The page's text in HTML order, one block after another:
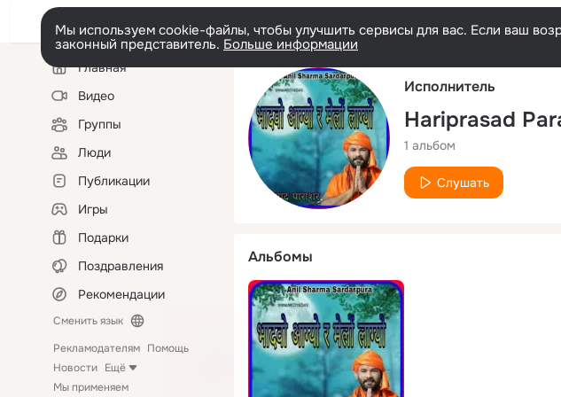
Мы используем cookie-файлы, чтобы улучшить сервисы для вас. Если ваш
законный представитель. Больше информации
Левая
колонкаГлавная
Видео
Группы
Люди
Публикации
Игры
Подарки
Поздравления
Рекомендации
Сменить язык
Рекламодателям Помощь
Новости Ещё
Мы применяем
Исполнитель
Hariprasad
1 альбом
Слушать
Альбомы